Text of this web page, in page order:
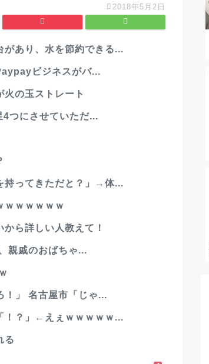
2018年5月2日
があり、水を節約できる...
ビジネスがバ...
の玉ストレート
つにさせていただ...
持ってきただと？」→体...
ｗｗｗｗｗｗ
ら詳しい人教えて！
親戚のおばちゃ...
！」 名古屋市「じゃ...
！？」←えぇｗｗｗｗｗ...
る